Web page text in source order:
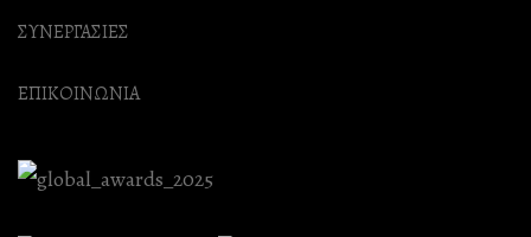
ΣΥΝΕΡΓΑΣΙΕΣ
ΕΠΙΚΟΙΝΩΝΙΑ